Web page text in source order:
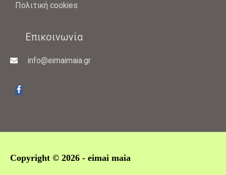
Πολιτική cookies
Επικοινωνία
info@eimaimaia.gr
Copyright © 2026 - eimai maia